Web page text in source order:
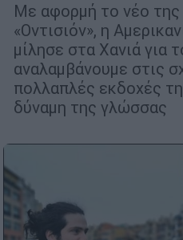
Με αφορμή το νέο της
«Οντισιόν», η
μίλησε στα Χανιά για
αναλαμβάνουμε στις
πολλαπλές εκδοχές
δύναμη της γλώσσας